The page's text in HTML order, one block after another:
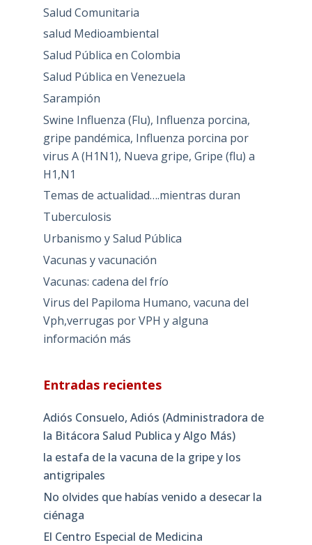
Salud Comunitaria
salud Medioambiental
Salud Pública en Colombia
Salud Pública en Venezuela
Sarampión
Swine Influenza (Flu), Influenza porcina,
gripe pandémica, Influenza porcina por
virus A (H1N1), Nueva gripe, Gripe (flu) a
H1,N1
Temas de actualidad….mientras duran
Tuberculosis
Urbanismo y Salud Pública
Vacunas y vacunación
Vacunas: cadena del frío
Virus del Papiloma Humano, vacuna del
Vph,verrugas por VPH y alguna
información más
Entradas recientes
Adiós Consuelo, Adiós (Administradora de
la Bitácora Salud Publica y Algo Más)
la estafa de la vacuna de la gripe y los
antigripales
No olvides que habías venido a desecar la
ciénaga
El Centro Especial de Medicina